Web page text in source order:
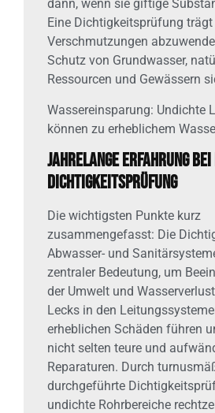
dann, wenn sie giftige
Eine Dichtigkeitsprüfung trägt
Verschmutzungen
Schutz von Grundwasser,
Ressourcen und Gewässern
Wassereinsparung: Undichte
können zu erheblichem
Jahrelange Erfahrung
Dichtigkeitsprüfung
Die wichtigsten Punkte kurz
zusammengefasst: Die
Abwasser- und
zentraler Bedeutung, um
der Umwelt und
Lecks in den
erheblichen Schäden führen
nicht selten teure und
Reparaturen. Durch
durchgeführte
undichte Rohrbereiche